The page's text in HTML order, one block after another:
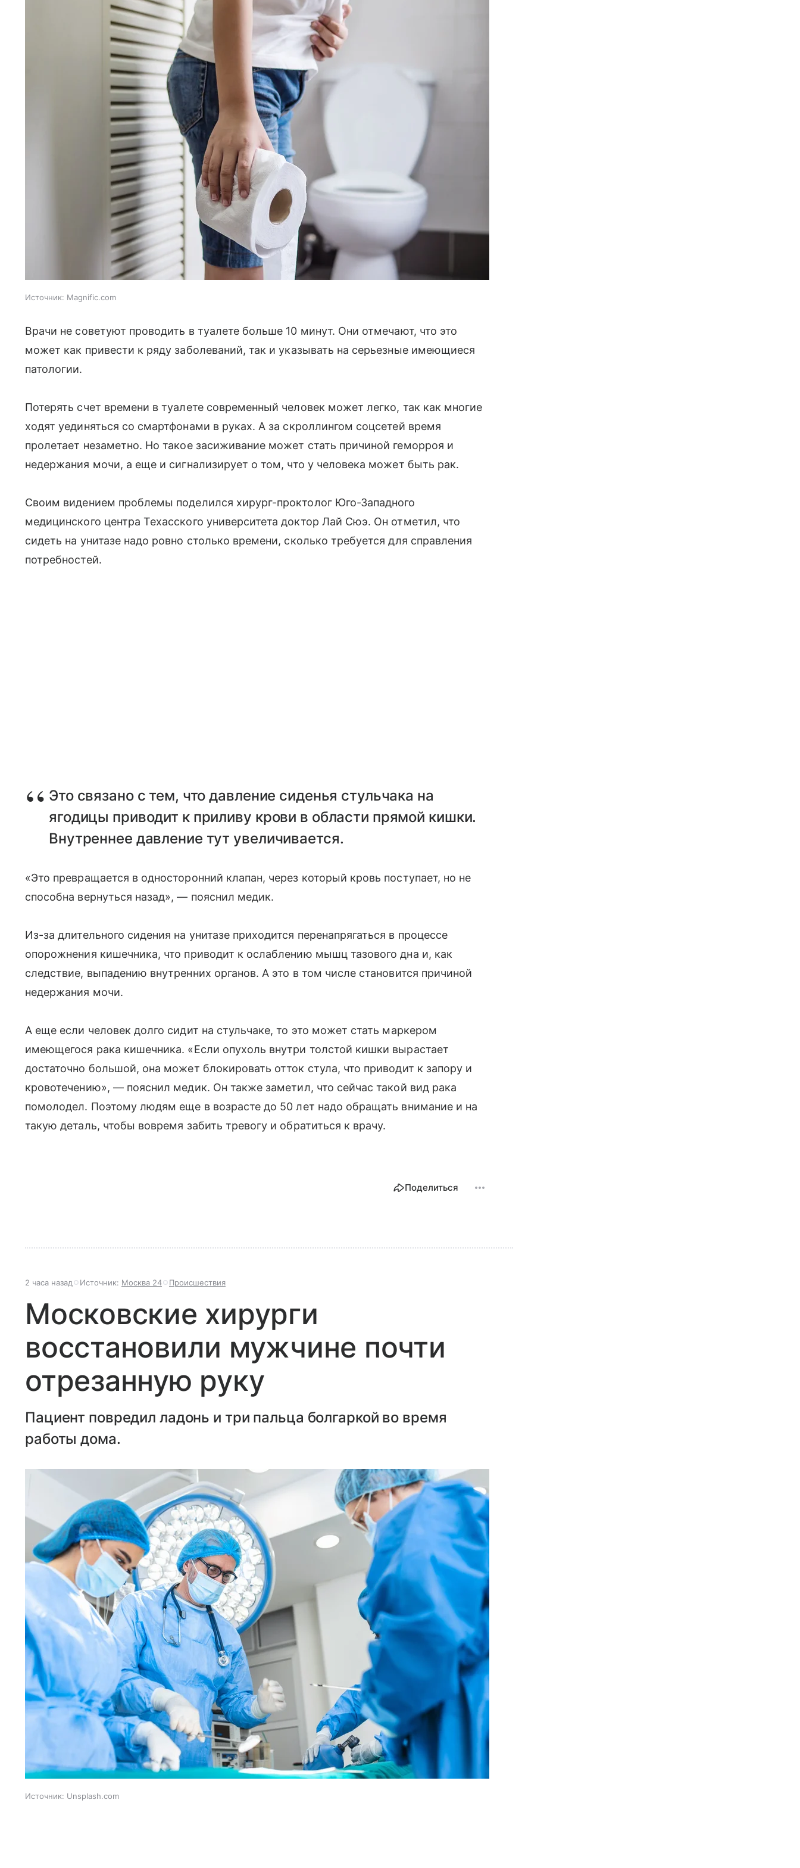
Источник: Magnific.com
Врачи не советуют проводить в туалете больше 10 минут. Они отмечают, что это
может как привести к ряду заболеваний, так и указывать на серьезные имеющиеся
патологии.
Потерять счет времени в туалете современный человек может легко, так как многие
ходят уединяться со смартфонами в руках. А за скроллингом соцсетей время
пролетает незаметно. Но такое засиживание может стать причиной геморроя и
недержания мочи, а еще и сигнализирует о том, что у человека может быть рак.
Своим видением проблемы поделился хирург-проктолог Юго-Западного
медицинского центра Техасского университета доктор Лай Сюэ. Он отметил, что
сидеть на унитазе надо ровно столько времени, сколько требуется для справления
потребностей.
Это связано с тем, что давление сиденья стульчака на
ягодицы приводит к приливу крови в области прямой кишки.
Внутреннее давление тут увеличивается.
«Это превращается в односторонний клапан, через который кровь поступает, но не
способна вернуться назад», — пояснил медик.
Из-за длительного сидения на унитазе приходится перенапрягаться в процессе
опорожнения кишечника, что приводит к ослаблению мышц тазового дна и, как
следствие, выпадению внутренних органов. А это в том числе становится причиной
недержания мочи.
А еще если человек долго сидит на стульчаке, то это может стать маркером
имеющегося рака кишечника. «Если опухоль внутри толстой кишки вырастает
достаточно большой, она может блокировать отток стула, что приводит к запору и
кровотечению», — пояснил медик. Он также заметил, что сейчас такой вид рака
помолодел. Поэтому людям еще в возрасте до 50 лет надо обращать внимание и на
такую деталь, чтобы вовремя забить тревогу и обратиться к врачу.
Поделиться
2 часа назад Источник: Москва 24 Происшествия
Московские хирурги
восстановили мужчине почти
отрезанную руку
Пациент повредил ладонь и три пальца болгаркой во время
работы дома.
Источник: Unsplash.com